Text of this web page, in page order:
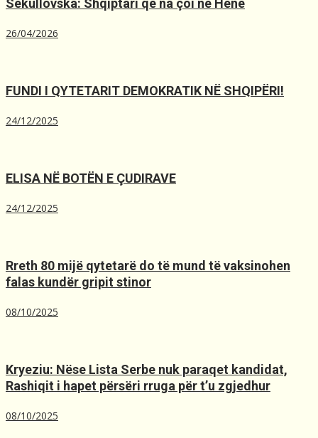
26/04/2026
FUNDI I QYTETARIT DEMOKRATIK NË SHQIPËRI!
24/12/2025
ELISA NË BOTËN E ÇUDIRAVE
24/12/2025
Rreth 80 mijë qytetarë do të mund të vaksinohen
falas kundër gripit stinor
08/10/2025
Kryeziu: Nëse Lista Serbe nuk paraqet kandidat,
Rashiqit i hapet përsëri rruga për t’u zgjedhur
08/10/2025